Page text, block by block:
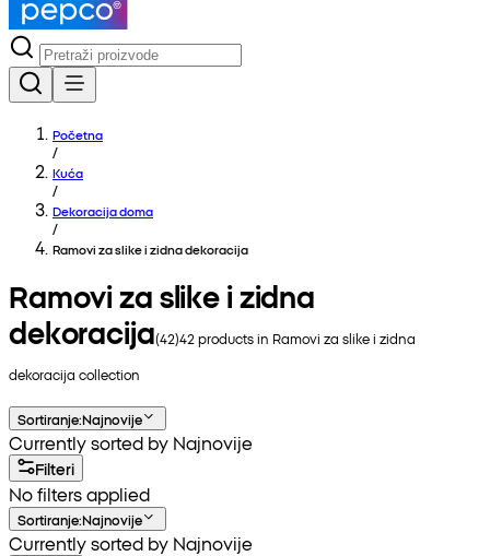
Početna
/
Kuća
/
Dekoracija doma
/
Ramovi za slike i zidna dekoracija
Ramovi za slike i zidna
dekoracija(42)42products in Ramovi za slike i zidna
dekoracija collection
Sortiranje:Najnovije
Currently sorted by Najnovije
Filteri
No filters applied
Sortiranje:Najnovije
Currently sorted by Najnovije